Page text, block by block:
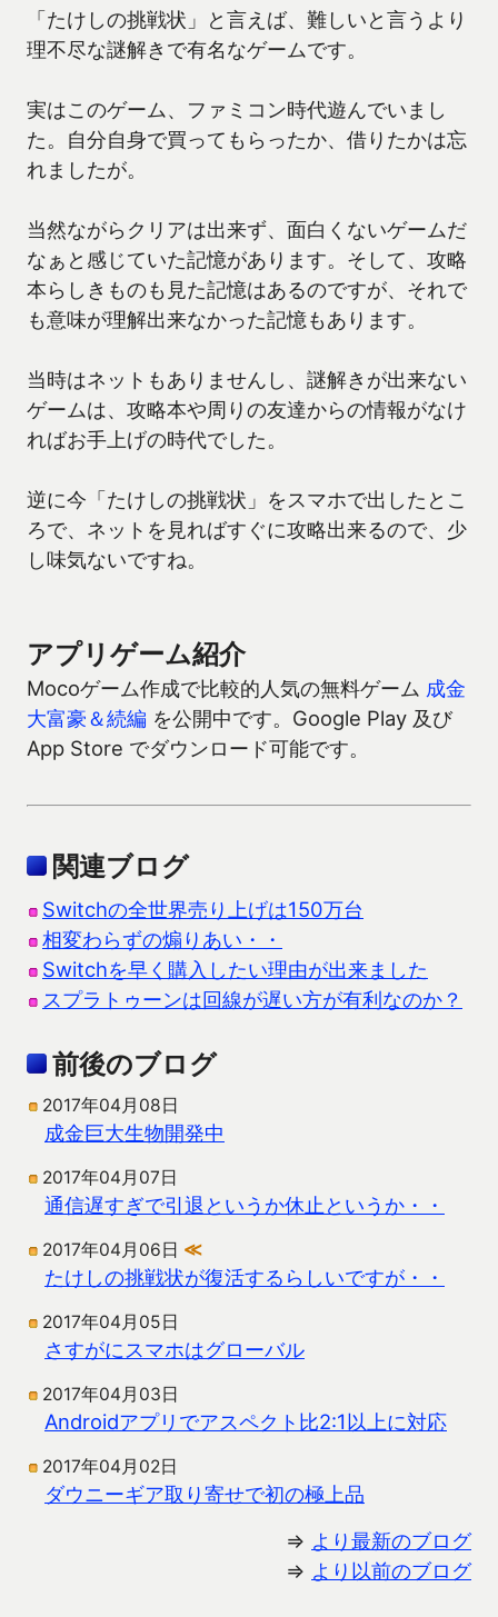
「たけしの挑戦状」と言えば、難しいと言うより
理不尽な謎解きで有名なゲームです。
実はこのゲーム、ファミコン時代遊んでいまし
た。自分自身で買ってもらったか、借りたかは忘
れましたが。
当然ながらクリアは出来ず、面白くないゲームだ
なぁと感じていた記憶があります。そして、攻略
本らしきものも見た記憶はあるのですが、それで
も意味が理解出来なかった記憶もあります。
当時はネットもありませんし、謎解きが出来ない
ゲームは、攻略本や周りの友達からの情報がなけ
ればお手上げの時代でした。
逆に今「たけしの挑戦状」をスマホで出したとこ
ろで、ネットを見ればすぐに攻略出来るので、少
し味気ないですね。
アプリゲーム紹介
Mocoゲーム作成で比較的人気の無料ゲーム 成金
大富豪＆続編 を公開中です。Google Play 及び
App Store でダウンロード可能です。
関連ブログ
Switchの全世界売り上げは150万台
相変わらずの煽りあい・・
Switchを早く購入したい理由が出来ました
スプラトゥーンは回線が遅い方が有利なのか？
前後のブログ
2017年04月08日
成金巨大生物開発中
2017年04月07日
通信遅すぎで引退というか休止というか・・
2017年04月06日 ≪
たけしの挑戦状が復活するらしいですが・・
2017年04月05日
さすがにスマホはグローバル
2017年04月03日
Androidアプリでアスペクト比2:1以上に対応
2017年04月02日
ダウニーギア取り寄せで初の極上品
⇒ より最新のブログ
⇒ より以前のブログ